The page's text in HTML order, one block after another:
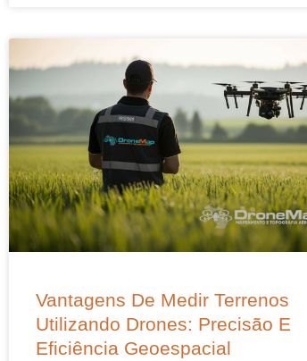
Vantagens De Medir Terrenos
Utilizando Drones: Precisão E
Eficiência Geoespacial